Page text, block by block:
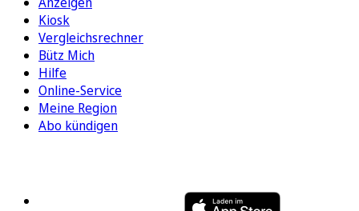
Kiosk
Vergleichsrechner
Bütz Mich
Hilfe
Online-Service
Meine Region
Abo kündigen